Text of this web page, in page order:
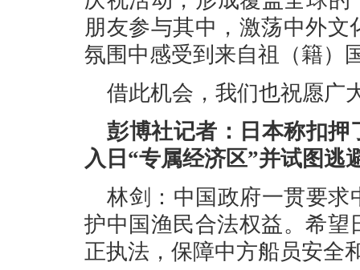
朋友参与其中，激荡中外
氛围中感受到来自祖（籍）
借此机会，我们也祝愿广
彭博社记者：日本称扣押
入日“专属经济区”并试图逃
林剑：中国政府一贯要求
护中国渔民合法权益。希
正执法，保障中方船员安全